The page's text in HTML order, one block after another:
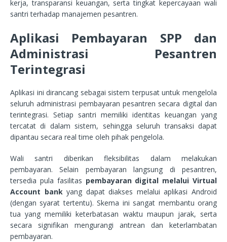
kerja, transparansi keuangan, serta tingkat kepercayaan wali
santri terhadap manajemen pesantren.
Aplikasi Pembayaran SPP dan
Administrasi Pesantren
Terintegrasi
Aplikasi ini dirancang sebagai sistem terpusat untuk mengelola
seluruh administrasi pembayaran pesantren secara digital dan
terintegrasi. Setiap santri memiliki identitas keuangan yang
tercatat di dalam sistem, sehingga seluruh transaksi dapat
dipantau secara real time oleh pihak pengelola.
Wali santri diberikan fleksibilitas dalam melakukan
pembayaran. Selain pembayaran langsung di pesantren,
tersedia pula fasilitas pembayaran digital melalui Virtual
Account bankyang dapat diakses melalui aplikasi Android
(dengan syarat tertentu). Skema ini sangat membantu orang
tua yang memiliki keterbatasan waktu maupun jarak, serta
secara signifikan mengurangi antrean dan keterlambatan
pembayaran.